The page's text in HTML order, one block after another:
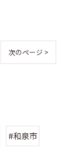
次のページ >
#和泉市